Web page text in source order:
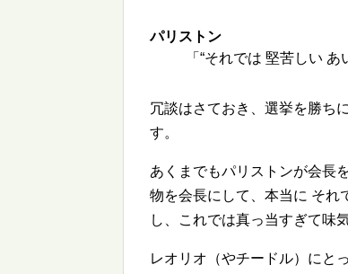
パリストン
「
それでは 堅苦しい あ
冗談はさておき、選挙を勝ち
す。
あくまでもパリストンが会長
物を会長にして、本当に それ
し、これでは真っ当すぎて味
レオリオ（やチードル）にと